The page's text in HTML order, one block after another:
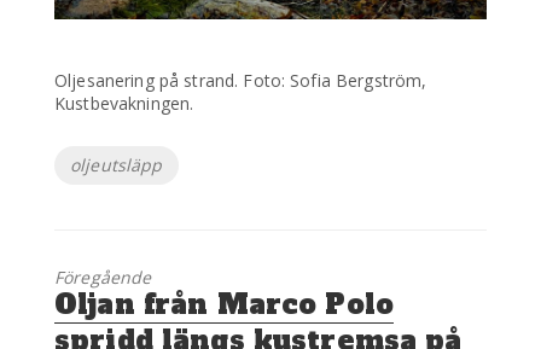
Oljesanering på strand. Foto: Sofia Bergström,
Kustbevakningen.
Etiketter
oljeutsläpp
Föregående
Föregående
inlägg:
Oljan från Marco Polo
spridd längs kustremsa på